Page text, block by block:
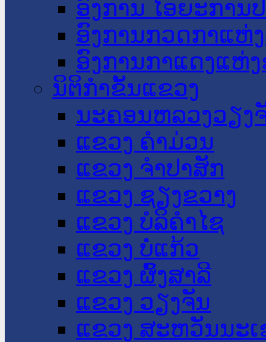
ອົງການ ໄອຍະການ
ອົງການກວດກາແຫ່
ອົງການກາແດງແຫ່
ນິຕິກໍາຂັ້ນແຂວງ
ນະ​ຄອນ​ຫລວງວຽງ
ແຂວງ ຄໍາມ່ວນ
ແຂວງ ຈໍາປາສັກ
ແຂວງ ຊຽງຂວາງ
ແຂວງ ບໍລິຄໍາໄຊ
ແຂວງ ບໍ່ແກ້ວ
ແຂວງ ຜົ້ງສາລີ
ແຂວງ ວຽງຈັນ
ແຂວງ ສະຫວັນນະ